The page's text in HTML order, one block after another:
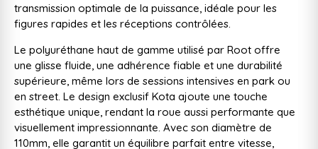
transmission optimale de la puissance, idéale pour les
figures rapides et les réceptions contrôlées.
Le polyuréthane haut de gamme utilisé par Root offre
une glisse fluide, une adhérence fiable et une durabilité
supérieure, même lors de sessions intensives en park ou
en street. Le design exclusif Kota ajoute une touche
esthétique unique, rendant la roue aussi performante que
visuellement impressionnante. Avec son diamètre de
110mm, elle garantit un équilibre parfait entre vitesse,